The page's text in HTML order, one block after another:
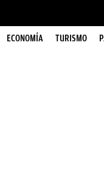
ECONOMÍA TURISMO